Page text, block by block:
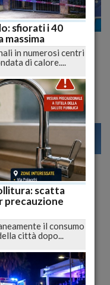
giovani
boss della
VENEZIA
12:47
romene, facendosi
lavoro.
lì finchè non mi
“Berlusconi”, usava
nella zona della
sfiorati i 40
massima
in numerosi centri
di calore....
scatta
precauzione
il consumo
città dopo...